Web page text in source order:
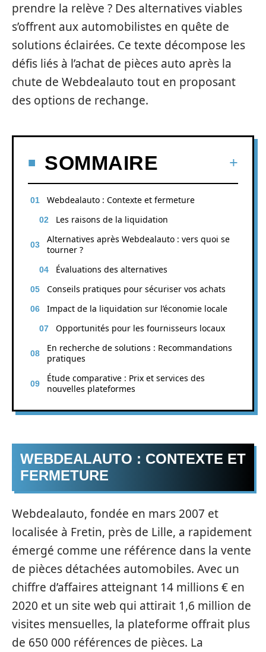
prendre la relève ? Des alternatives viables
s’offrent aux automobilistes en quête de
solutions éclairées. Ce texte décompose les
défis liés à l’achat de pièces auto après la
chute de Webdealauto tout en proposant
des options de rechange.
SOMMAIRE
Webdealauto : Contexte et fermeture
Les raisons de la liquidation
Alternatives après Webdealauto : vers quoi se
tourner ?
Évaluations des alternatives
Conseils pratiques pour sécuriser vos achats
Impact de la liquidation sur l’économie locale
Opportunités pour les fournisseurs locaux
En recherche de solutions : Recommandations
pratiques
Étude comparative : Prix et services des
nouvelles plateformes
WEBDEALAUTO : CONTEXTE ET
FERMETURE
Webdealauto, fondée en mars 2007 et
localisée à Fretin, près de Lille, a rapidement
émergé comme une référence dans la vente
de pièces détachées automobiles. Avec un
chiffre d’affaires atteignant 14 millions € en
2020 et un site web qui attirait 1,6 million de
visites mensuelles, la plateforme offrait plus
de 650 000 références de pièces. La